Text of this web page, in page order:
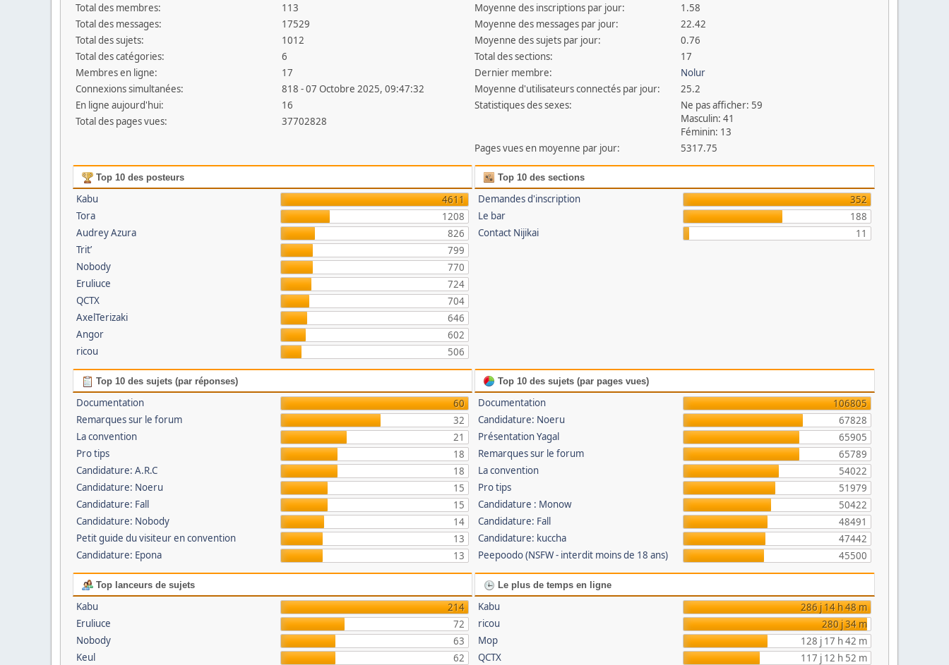
Total des membres:
113
Total des messages:
17529
Total des sujets:
1012
Total des catégories:
6
Membres en ligne:
17
Connexions simultanées:
818 - 07 Octobre 2025, 09:47:32
En ligne aujourd'hui:
16
Total des pages vues:
37702828
Moyenne des inscriptions par jour:
1.58
Moyenne des messages par jour:
22.42
Moyenne des sujets par jour:
0.76
Total des sections:
17
Dernier membre:
Nolur
Moyenne d'utilisateurs connectés par jour:
25.2
Statistiques des sexes:
Ne pas afficher: 59
Masculin: 41
Féminin: 13
Pages vues en moyenne par jour:
5317.75
Top 10 des posteurs
Kabu
4611
Tora
1208
Audrey Azura
826
Trit’
799
Nobody
770
Eruliuce
724
QCTX
704
AxelTerizaki
646
Angor
602
ricou
506
Top 10 des sections
Demandes d'inscription
352
Le bar
188
Contact Nijikai
11
Top 10 des sujets (par réponses)
Documentation
60
Remarques sur le forum
32
La convention
21
Pro tips
18
Candidature: A.R.C
18
Candidature: Noeru
15
Candidature: Fall
15
Candidature: Nobody
14
Petit guide du visiteur en convention
13
Candidature: Epona
13
Top 10 des sujets (par pages vues)
Documentation
106805
Candidature: Noeru
67828
Présentation Yagal
65905
Remarques sur le forum
65789
La convention
54022
Pro tips
51979
Candidature : Monow
50422
Candidature: Fall
48491
Candidature: kuccha
47442
Peepoodo (NSFW - interdit moins de 18 ans)
45500
Top lanceurs de sujets
Kabu
214
Eruliuce
72
Nobody
63
Keul
62
Le plus de temps en ligne
Kabu
286 j 14 h 48 m
ricou
280 j 34 m
Mop
128 j 17 h 42 m
QCTX
117 j 12 h 52 m